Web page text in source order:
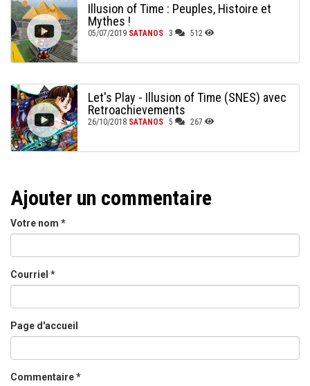
Illusion of Time : Peuples, Histoire et
Mythes !
05/07/2019 SATANOS 3 512
Let's Play - Illusion of Time (SNES) avec
Retroachievements
26/10/2018 SATANOS 5 267
Ajouter un commentaire
Votre nom *
Courriel *
Page d'accueil
Commentaire*